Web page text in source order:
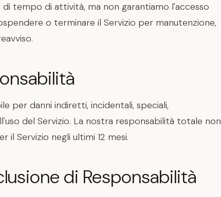
tempo di attività, ma non garantiamo l'accesso
o terminare il Servizio per manutenzione,
per danni indiretti, incidentali, speciali,
del Servizio. La nostra responsabilità totale non
Servizio negli ultimi 12 mesi.
di Responsabilità